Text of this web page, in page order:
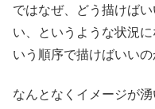
ではなぜ、どう描けば
い、というような状況
いう順序で描けばいい
なんとなくイメージが